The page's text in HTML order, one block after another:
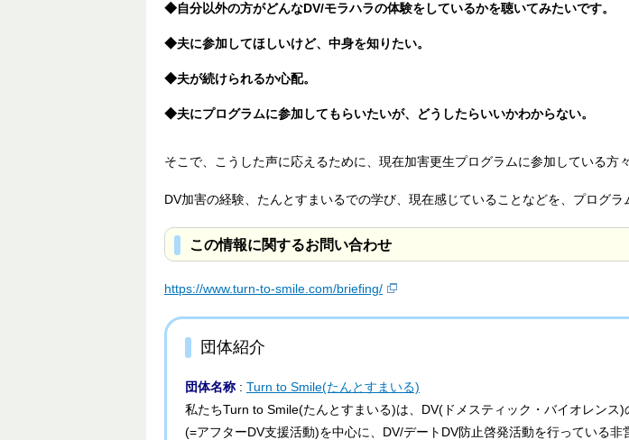
◆自分以外の方がどんなDV/モラハラの体験をしているかを聴いてみたいです。
◆夫に参加してほしいけど、中身を知りたい。
◆夫が続けられるか心配。
◆夫にプログラムに参加してもらいたいが、どうしたらいいかわからない。
そこで、こうした声に応えるために、現在加害更生プログラムに参加している方
DV加害の経験、たんとすまいるでの学び、現在感じていることなどを、プログラ
この情報に関するお問い合わせ
https://www.turn-to-smile.com/briefing/
団体紹介
団体名称 : Turn to Smile(たんとすまいる)
私たちTurn to Smile(たんとすまいる)は、DV(ドメスティック・バイオレン
(=アフターDV支援活動)を中心に、DV/デートDV防止啓発活動を行っている非